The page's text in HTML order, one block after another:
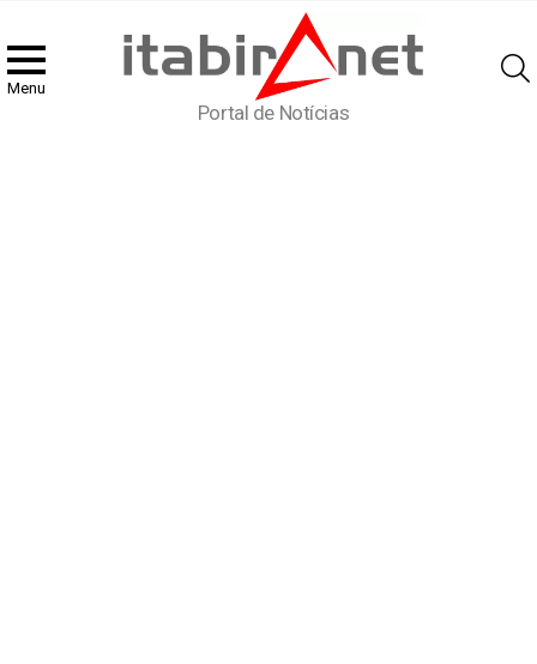
Menu
Portal de Notícias